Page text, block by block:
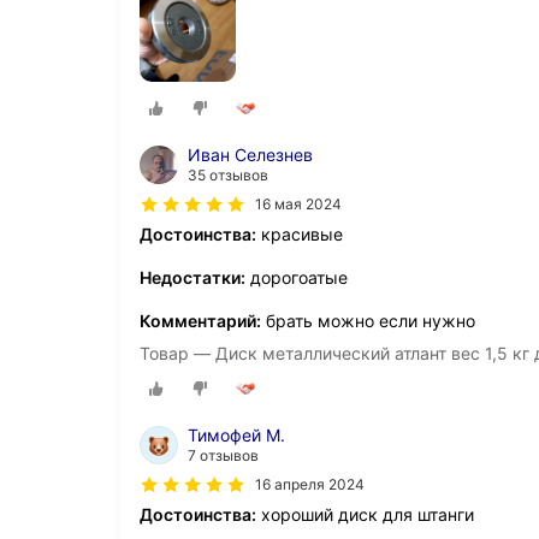
Иван Селезнев
35 отзывов
16 мая 2024
Достоинства: красивые
Недостатки: дорогоатые
Комментарий: брать можно если нужно
Товар — Диск металлический атлант вес 1,5
Тимофей М.
7 отзывов
16 апреля 2024
Достоинства: хороший диск для штанги